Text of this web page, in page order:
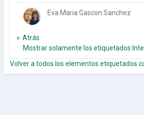
Eva Maria Gascon Sanchez
Atrás
Mostrar solamente los etiquetados
Volver a todos los elementos etiquetados